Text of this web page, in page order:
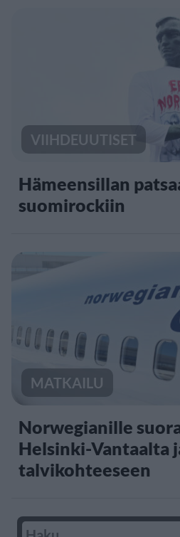
VIIHDEUUTISET
Hämeensillan
suomirockiin
MATKAILU
Norwegianille
Helsinki-Vantaalta
talvikohteeseen